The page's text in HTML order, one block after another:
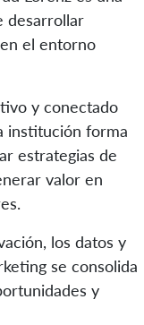
desarrollar
el entorno
y conectado
institución forma
estrategias de
valor en
los datos y
se consolida
y